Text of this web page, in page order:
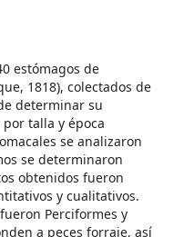
estómagos de
1818), colectados de
determinar su
talla y época
se analizaron
se determinaron
obtenidos fueron
y cualitativos.
Perciformes y
a peces forraje, así